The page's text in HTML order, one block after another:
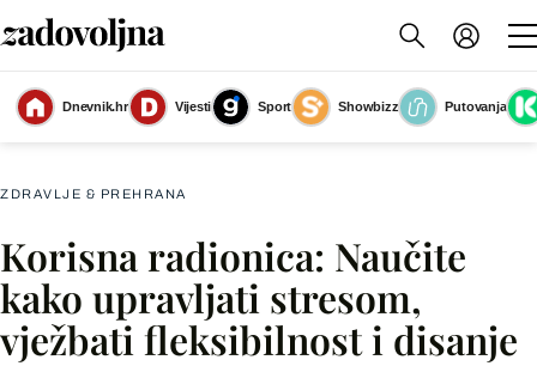
Dnevnik.hr Vijesti Sport Showbizz
Putovanja
Žena vježba
(Foto: Shutterstock)
ZDRAVLJE & PREHRANA
Korisna radionica: Naučite
kako upravljati stresom,
vježbati fleksibilnost i disanje
Facebook
X